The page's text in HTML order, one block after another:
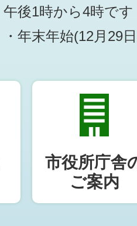
午後1時から4時です
・年末年始(12月29
市役所庁舎
ご案内